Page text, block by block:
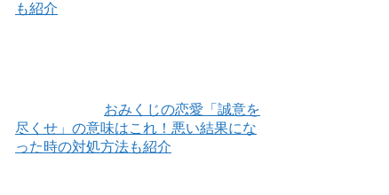
も紹介
おみくじの恋愛「誠意を
尽くせ」の意味はこれ！悪い結果にな
った時の対処方法も紹介